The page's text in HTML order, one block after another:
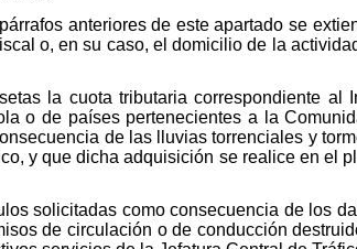
anteriores de este apartado se
o, en su caso, el domicilio de la
la cuota tributaria correspondiente al
o de países pertenecientes a la
de las lluvias torrenciales y
y que dicha adquisición se realice en el
solicitadas como consecuencia de los
de circulación o de conducción